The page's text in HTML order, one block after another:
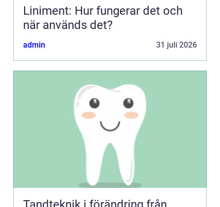
Liniment: Hur fungerar det och
när används det?
admin 31 juli 2026